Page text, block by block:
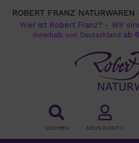
ROBERT FRANZ
Wer ist Robert Franz? -Wir
Innerhalb von Deutschland ab
SUCHEN MEIN KONTO